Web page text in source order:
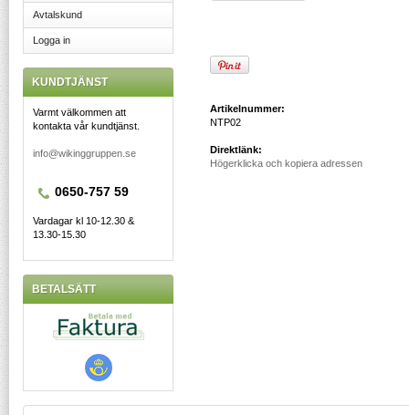
Avtalskund
Logga in
KUNDTJÄNST
Varmt välkommen att
kontakta vår kundtjänst.
info@wikinggruppen.se
0650-757 59
Vardagar kl 10-12.30 &
13.30-15.30
BETALSÄTT
Artikelnummer:
NTP02
Direktlänk:
Högerklicka och kopiera adressen